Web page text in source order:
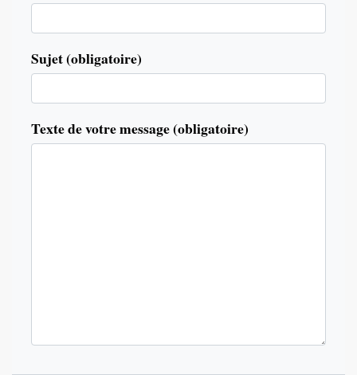
Sujet (obligatoire)
Texte de votre message (obligatoire)